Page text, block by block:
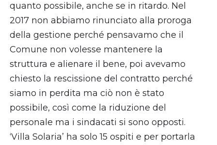
quanto possibile, anche se in ritardo. Nel
2017 non abbiamo rinunciato alla proroga
della gestione perché pensavamo che il
Comune non volesse mantenere la
struttura e alienare il bene, poi avevamo
chiesto la rescissione del contratto perché
siamo in perdita ma ciò non è stato
possibile, così come la riduzione del
personale ma i sindacati si sono opposti.
‘Villa Solaria’ ha solo 15 ospiti e per portarla